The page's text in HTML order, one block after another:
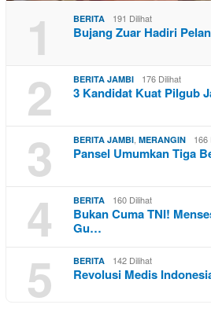
1 BERITA 191 Dilihat
Bujang Zuar Hadiri
2 BERITA JAMBI 176 Dilihat
3 Kandidat Kuat Pilgub
3 BERITA JAMBI MERANGIN 166
Pansel Umumkan Tiga
4 BERITA 160 Dilihat
Bukan Cuma TNI!
Gu…
5 BERITA 142 Dilihat
Revolusi Medis